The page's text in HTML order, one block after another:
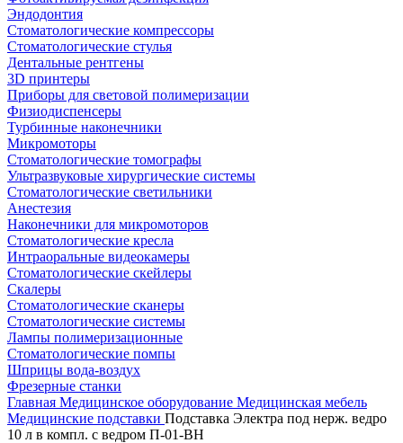
Эндодонтия
Стоматологические компрессоры
Стоматологические стулья
Дентальные рентгены
3D принтеры
Приборы для световой полимеризации
Физиодиспенсеры
Турбинные наконечники
Микромоторы
Стоматологические томографы
Ультразвуковые хирургические системы
Стоматологические светильники
Анестезия
Наконечники для микромоторов
Стоматологические кресла
Интраоральные видеокамеры
Стоматологические скейлеры
Скалеры
Стоматологические сканеры
Стоматологические системы
Лампы полимеризационные
Стоматологические помпы
Шприцы вода-воздух
Фрезерные станки
Главная Медицинское оборудование Медицинская мебель
Медицинские подставки Подставка Электра под нерж. ведро
10 л в компл. с ведром П-01-ВН